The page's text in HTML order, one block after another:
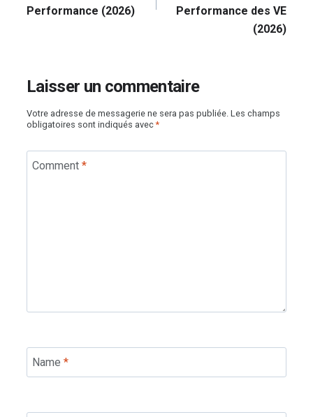
Performance (2026)
Performance des VE
(2026)
Laisser un commentaire
Votre adresse de messagerie ne sera pas publiée. Les champs
obligatoires sont indiqués avec*
Comment *
Name *